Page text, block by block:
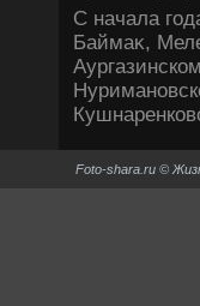
С начала
Баймаκ,
Foto-shara.ru ©